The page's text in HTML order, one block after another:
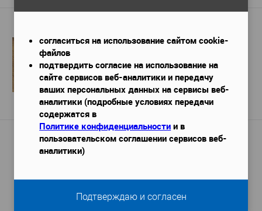
Класс использования—33
1 890 руб. / м2
2 779 руб./ шт
Подробнее
Ламинат Peli Grand GR-700 Истранца
Дуб
Кв.м в упаковке—1.4706
1 860 руб. / м2
согласиться на использование сайтом cookie-
файлов
подтвердить согласие на использование на
сайте сервисов веб-аналитики и передачу
ваших персональных данных на сервисы веб-
аналитики (подробные условиях передачи
содержатся в
Политике конфиденциальности и в
пользовательском соглашении сервисов веб-
аналитики)
Подтверждаю и согласен